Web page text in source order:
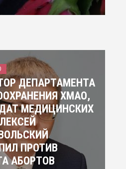
ДЕПАРТАМЕНТА
ХМАО,
МЕДИЦИНСКИХ
ПРОТИВ
АБОРТОВ